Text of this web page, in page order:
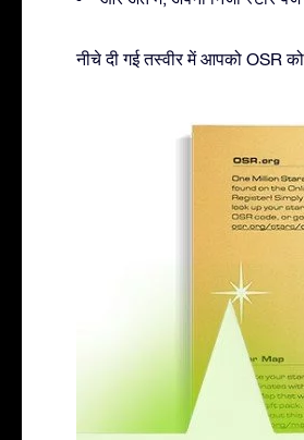
नीचे दी गई तस्वीर में आपको OSR